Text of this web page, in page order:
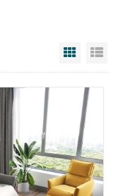
Grid View